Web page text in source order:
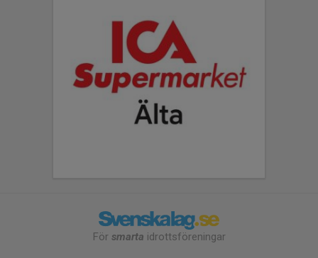
För smarta idrottsföreningar